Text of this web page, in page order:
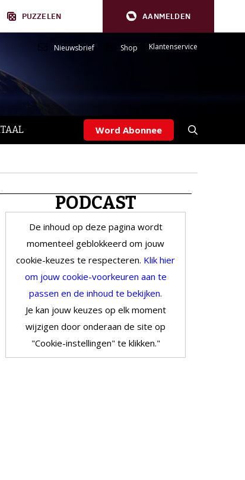
PUZZELEN AANMELDEN
Nieuwsbrief Shop Klantenservice
Word Abonnee
PODCAST
De inhoud op deze pagina wordt
momenteel geblokkeerd om jouw
cookie-keuzes te respecteren. Klik hier
om jouw cookie-voorkeuren aan te
passen en de inhoud te bekijken.
Je kan jouw keuzes op elk moment
wijzigen door onderaan de site op
"Cookie-instellingen" te klikken."